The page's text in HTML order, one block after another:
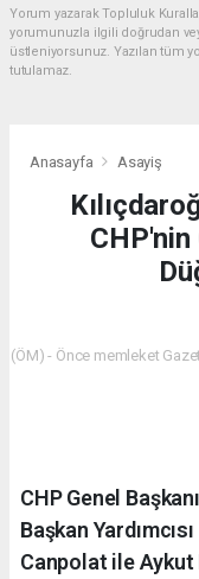
Yorum yazarak Topluluk
yorumunuzla ilgili doğrudan
üstleniyorsunuz. Yazılan tüm
tutulamaz.
Anasayfa Asayiş
CHP'nin
(ÖM) - Önce memleket
CHP Genel
Başkan
Canpolat ile